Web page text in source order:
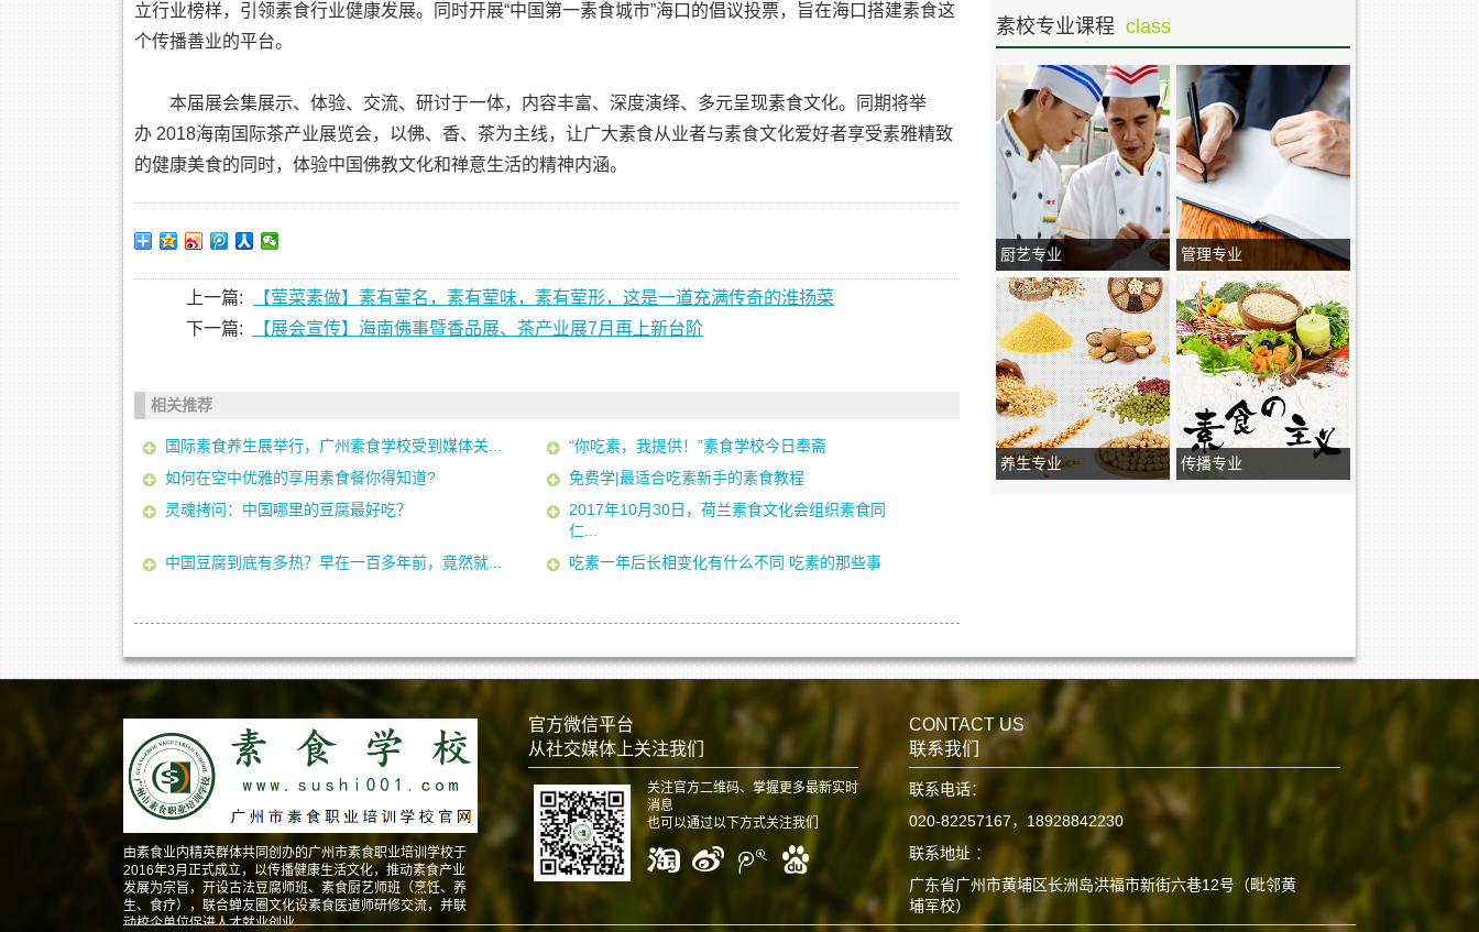
素校专业课程 class
厨艺专业 管理专业
养生专业 传播专业
立行业榜样，引领素食行业健康发展。同时开展“中国第一素食城市”海口的倡议投票，旨在海口搭建素食这
个传播善业的平台。
本届展会集展示、体验、交流、研讨于一体，内容丰富、深度演绎、多元呈现素食文化。同期将举
办 2018海南国际茶产业展览会，以佛、香、茶为主线，让广大素食从业者与素食文化爱好者享受素雅精致
的健康美食的同时，体验中国佛教文化和禅意生活的精神内涵。
上一篇:
【荤菜素做】素有荤名，素有荤味，素有荤形，这是一道充满传奇的淮扬菜
下一篇:
【展会宣传】海南佛事暨香品展、茶产业展7月再上新台阶
相关推荐
国际素食养生展举行，广州素食学校受到媒体关...
“你吃素，我提供！”素食学校今日奉斋
如何在空中优雅的享用素食餐你得知道?
免费学|最适合吃素新手的素食教程
灵魂拷问：中国哪里的豆腐最好吃？
2017年10月30日，荷兰素食文化会组织素食同
仁...
中国豆腐到底有多热？早在一百多年前，竟然就...
吃素一年后长相变化有什么不同 吃素的那些事
由素食业内精英群体共同创办的广州市素食职业培训学校于
2016年3月正式成立，以传播健康生活文化，推动素食产业
发展为宗旨，开设古法豆腐师班、素食厨艺师班（烹饪、养
生、食疗），联合蝉友圈文化设素食医道师研修交流，并联
动校企单位促进人才就业创业。
官方微信平台
从社交媒体上关注我们
关注官方二维码、掌握更多最新实时
消息
也可以通过以下方式关注我们
CONTACT US
联系我们
联系电话：
020-82257167，18928842230
联系地址 ：
广东省广州市黄埔区长洲岛洪福市新街六巷12号（毗邻黄
埔军校）